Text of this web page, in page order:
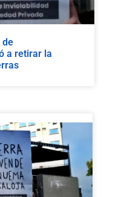
de
a retirar la